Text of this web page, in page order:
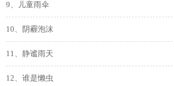
9、儿童雨伞
10、阴霾泡沫
11、静谧雨天
12、谁是懒虫